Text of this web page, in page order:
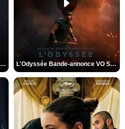
Spider-Man: Brand New Day Bande-annonce VO STFR L'Odyssée Bande-annonce VO STFR